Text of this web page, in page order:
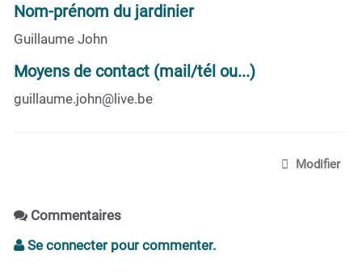
Nom-prénom du jardinier
Guillaume John
Moyens de contact (mail/tél ou...)
guillaume.john@live.be
Modifier
Commentaires
Se connecter pour commenter.